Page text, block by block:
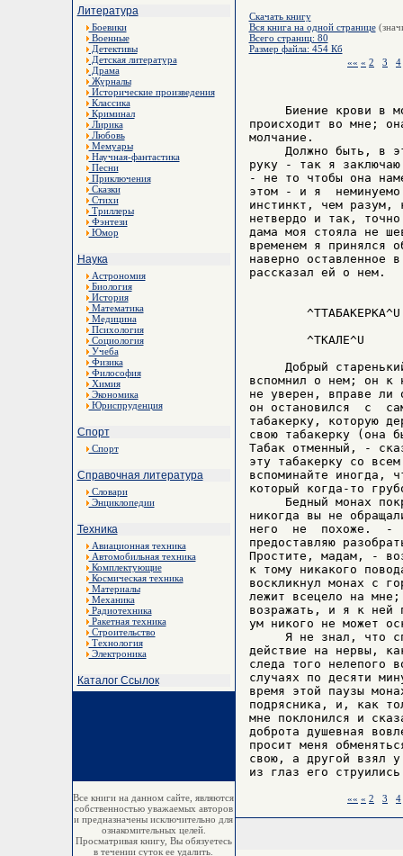
Литература
Боевики
Военные
Детективы
Детская литература
Драма
Журналы
Исторические произведения
Классика
Криминал
Лирика
Любовь
Мемуары
Научная-фантастика
Песни
Приключения
Сказки
Стихи
Триллеры
Фэнтези
Юмор
Наука
Астрономия
Биология
История
Математика
Медицина
Психология
Социология
Учеба
Физика
Философия
Химия
Экономика
Юриспруденция
Спорт
Спорт
Справочная литература
Словари
Энциклопедии
Техника
Авиационная техника
Автомобильная техника
Комплектующие
Космическая техника
Материалы
Механика
Радиотехника
Ракетная техника
Строительство
Технология
Электроника
Каталог Ссылок
Все книги на данном сайте, являются
собственностью уважаемых авторов
и предназначены исключительно для
ознакомительных целей.
Просматривая книгу, Вы обязуетесь
в течении суток ее удалить.
Скачать книгу
Вся книга на одной странице
Всего страниц: 80
Размер файла: 454 Кб
«« « 2 3 4
Биение крови в
происходит во мне;
молчание.
Должно быть, в
руку - так я
- не то чтобы она
этом - и я
инстинкт, чем разум,
нетвердо и так,
дама моя стояла не
временем я принялся
наверно оставленное
рассказал ей о нем.
        ^TТАБАКЕРКА^U
        ^TКАЛЕ^U
Добрый
вспомнил о нем; он к
не уверен, вправе ли
он остановился  с
табакерку, которую
свою табакерку (она
Табак отменный, -
эту табакерку со
вспоминайте иногда,
который когда-то
Бедный монах
никогда вы не
него  не  похоже.  -
предоставляю
Простите, мадам, -
к тому никакого
воскликнул монах с
лежит всецело на
возражать, и я к ней
ум никого не может
Я не знал, что
действие на нервы,
следа того нелепого
случаях по десяти
время этой паузы
подрясника, и, как
мне поклонился и
доброта душевная
просит меня
свою, а другой взял
«« « 2 3 4